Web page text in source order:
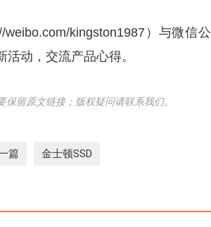
kingston1987）与微信
动，交流产品心得。
留原文链接；版权疑问请联系我们。
篇 金士顿SSD